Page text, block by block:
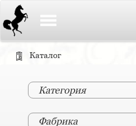
Каталог
Категория
Фабрика